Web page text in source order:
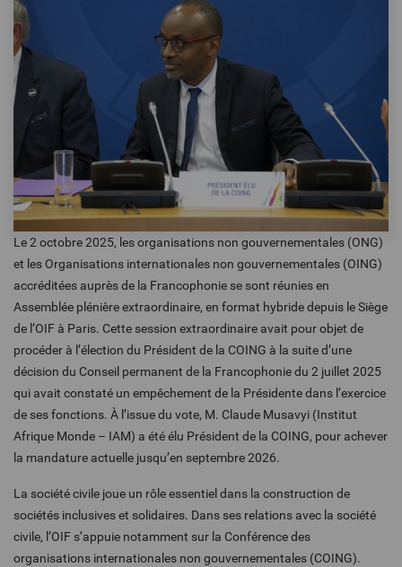
Le 2 octobre 2025, les organisations non gouvernementales (ONG)
et les Organisations internationales non gouvernementales (OING)
accréditées auprès de la Francophonie se sont réunies en
Assemblée plénière extraordinaire, en format hybride depuis le Siège
de l’OIF à Paris. Cette session extraordinaire avait pour objet de
procéder à l’élection du Président de la COING à la suite d’une
décision du Conseil permanent de la Francophonie du 2 juillet 2025
qui avait constaté un empêchement de la Présidente dans l’exercice
de ses fonctions. À l’issue du vote, M. Claude Musavyi (Institut
Afrique Monde – IAM) a été élu Président de la COING, pour achever
la mandature actuelle jusqu’en septembre 2026.
La société civile joue un rôle essentiel dans la construction de
sociétés inclusives et solidaires. Dans ses relations avec la société
civile, l’OIF s’appuie notamment sur la Conférence des
organisations internationales non gouvernementales (COING).